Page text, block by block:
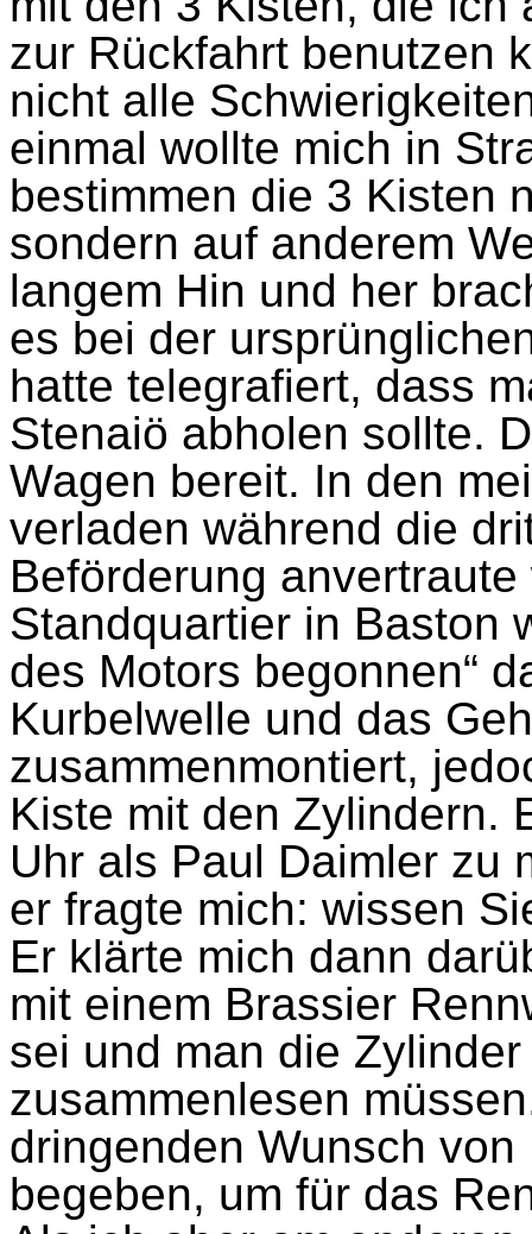
zur Rückfahrt benutzen
nicht alle
einmal wollte mich in
bestimmen die 3 Kisten
sondern auf anderem
langem Hin und her
es bei der
hatte telegrafiert, dass
Stenaiö abholen sollte.
Wagen bereit. In den
verladen während die
Beförderung
Standquartier in Baston
des Motors begonnen“
Kurbelwelle und das
zusammenmontiert,
Kiste mit den Zylindern.
Uhr als Paul Daimler zu
er fragte mich: wissen
Er klärte mich dann
mit einem Brassier
sei und man die
zusammenlesen
dringenden Wunsch
begeben, um für das